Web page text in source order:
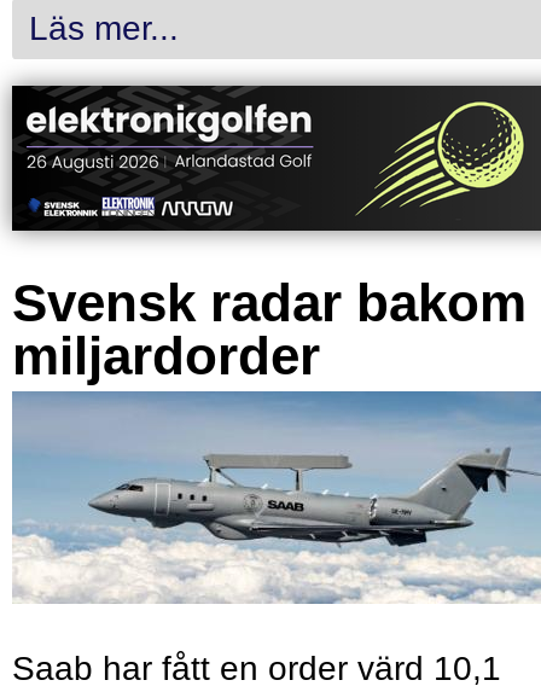
Läs mer...
Svensk radar bakom
miljardorder
Saab har fått en order värd 10,1